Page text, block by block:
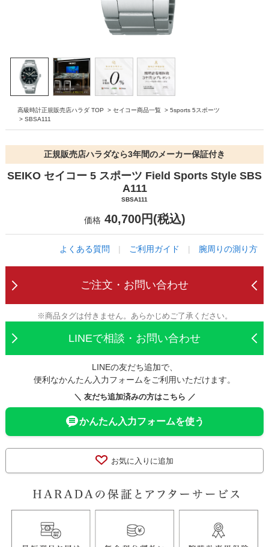
高級時計正規販売店ハラダ TOP > セイコー商品一覧 > 5sports 5スポーツ
> SBSA111
正規販売店ハラダなら3年間のメーカー保証付き
SEIKO セイコー 5 スポーツ Field Sports Style SBS
A111
SBSA111
価格40,700円(税込)
よくある質問 | ご利用ガイド | 腕周りの測り方
ご注文・お問い合わせ
※商品タグは付きません。あらかじめご了承ください。
LINEで相談・お問い合わせ
LINEの友だち追加で、
便利なかんたん入力フォームをご利用いただけます。
＼ 友だち追加済みの方はこちら ／
かんたん入力フォームを使う
お気に入りに追加